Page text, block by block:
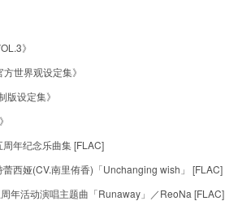
》
世界观设定集》
版设定集》
年纪念乐曲集 [FLAC]
西娅(CV.南里侑香)「Unchanging wish」 [FLAC]
年活动演唱主题曲「Runaway」／ReoNa [FLAC]